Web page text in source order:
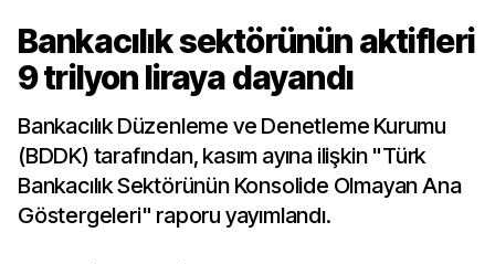
Bankacılık sektörünün aktifleri
9 trilyon liraya dayandı
Bankacılık Düzenleme ve Denetleme Kurumu
(BDDK) tarafından, kasım ayına ilişkin "Türk
Bankacılık Sektörünün Konsolide Olmayan Ana
Göstergeleri" raporu yayımlandı.